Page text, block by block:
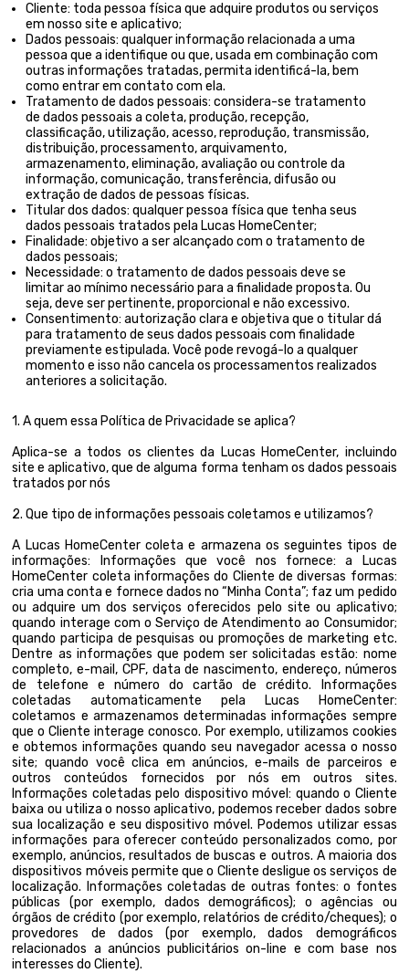
Cliente: toda pessoa física que adquire produtos ou serviços
em nosso site e aplicativo;
Dados pessoais: qualquer informação relacionada a uma
pessoa que a identifique ou que, usada em combinação com
outras informações tratadas, permita identificá-la, bem
como entrar em contato com ela.
Tratamento de dados pessoais: considera-se tratamento
de dados pessoais a coleta, produção, recepção,
classificação, utilização, acesso, reprodução, transmissão,
distribuição, processamento, arquivamento,
armazenamento, eliminação, avaliação ou controle da
informação, comunicação, transferência, difusão ou
extração de dados de pessoas físicas.
Titular dos dados: qualquer pessoa física que tenha seus
dados pessoais tratados pela Lucas HomeCenter;
Finalidade: objetivo a ser alcançado com o tratamento de
dados pessoais;
Necessidade: o tratamento de dados pessoais deve se
limitar ao mínimo necessário para a finalidade proposta. Ou
seja, deve ser pertinente, proporcional e não excessivo.
Consentimento: autorização clara e objetiva que o titular dá
para tratamento de seus dados pessoais com finalidade
previamente estipulada. Você pode revogá-lo a qualquer
momento e isso não cancela os processamentos realizados
anteriores a solicitação.
1. A quem essa Política de Privacidade se aplica?
Aplica-se a todos os clientes da Lucas HomeCenter, incluindo
site e aplicativo, que de alguma forma tenham os dados pessoais
tratados por nós
2. Que tipo de informações pessoais coletamos e utilizamos?
A Lucas HomeCenter coleta e armazena os seguintes tipos de
informações: Informações que você nos fornece: a Lucas
HomeCenter coleta informações do Cliente de diversas formas:
cria uma conta e fornece dados no “Minha Conta”; faz um pedido
ou adquire um dos serviços oferecidos pelo site ou aplicativo;
quando interage com o Serviço de Atendimento ao Consumidor;
quando participa de pesquisas ou promoções de marketing etc.
Dentre as informações que podem ser solicitadas estão: nome
completo, e-mail, CPF, data de nascimento, endereço, números
de telefone e número do cartão de crédito. Informações
coletadas automaticamente pela Lucas HomeCenter:
coletamos e armazenamos determinadas informações sempre
que o Cliente interage conosco. Por exemplo, utilizamos cookies
e obtemos informações quando seu navegador acessa o nosso
site; quando você clica em anúncios, e-mails de parceiros e
outros conteúdos fornecidos por nós em outros sites.
Informações coletadas pelo dispositivo móvel: quando o Cliente
baixa ou utiliza o nosso aplicativo, podemos receber dados sobre
sua localização e seu dispositivo móvel. Podemos utilizar essas
informações para oferecer conteúdo personalizados como, por
exemplo, anúncios, resultados de buscas e outros. A maioria dos
dispositivos móveis permite que o Cliente desligue os serviços de
localização. Informações coletadas de outras fontes: o fontes
públicas (por exemplo, dados demográficos); o agências ou
órgãos de crédito (por exemplo, relatórios de crédito/cheques); o
provedores de dados (por exemplo, dados demográficos
relacionados a anúncios publicitários on-line e com base nos
interesses do Cliente).